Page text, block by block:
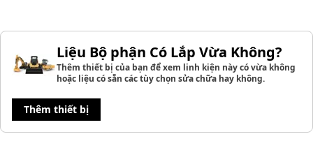
Liệu Bộ phận Có Lắp Vừa Không?
Thêm thiết bị của bạn để xem linh kiện này có vừa không
hoặc liệu có sẵn các tùy chọn sửa chữa hay không.
Thêm thiết bị